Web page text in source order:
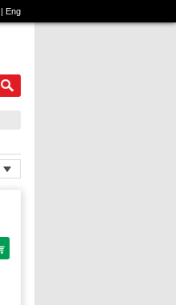
| Eng